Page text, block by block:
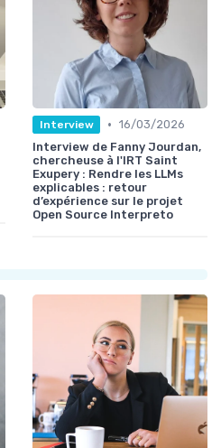
Interview • 16/03/2026
Interview de Fanny Jourdan,
chercheuse à l'IRT Saint
Exupery : Rendre les LLMs
explicables : retour
d’expérience sur le projet
Open Source Interpreto